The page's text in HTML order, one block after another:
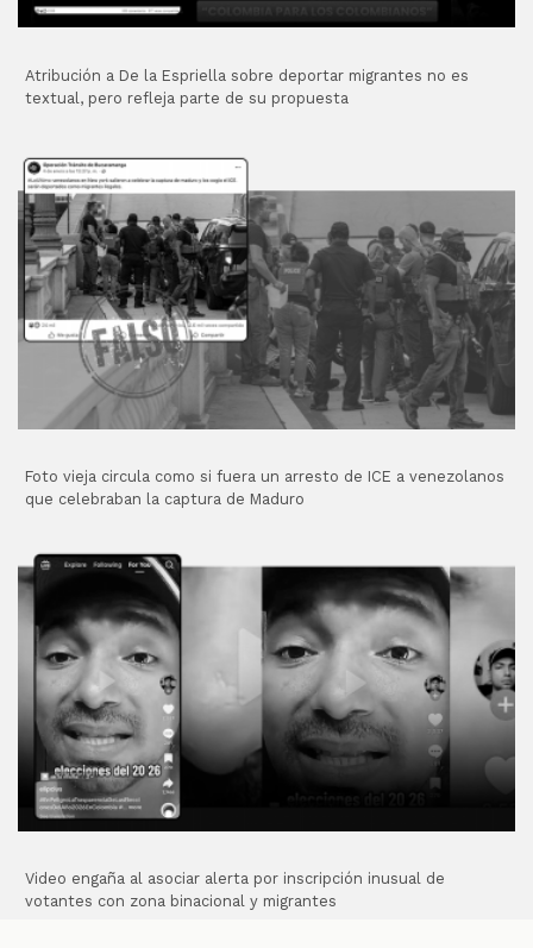
Atribución a De la Espriella sobre deportar migrantes no es
textual, pero refleja parte de su propuesta
Foto vieja circula como si fuera un arresto de ICE a venezolanos
que celebraban la captura de Maduro
Video engaña al asociar alerta por inscripción inusual de
votantes con zona binacional y migrantes